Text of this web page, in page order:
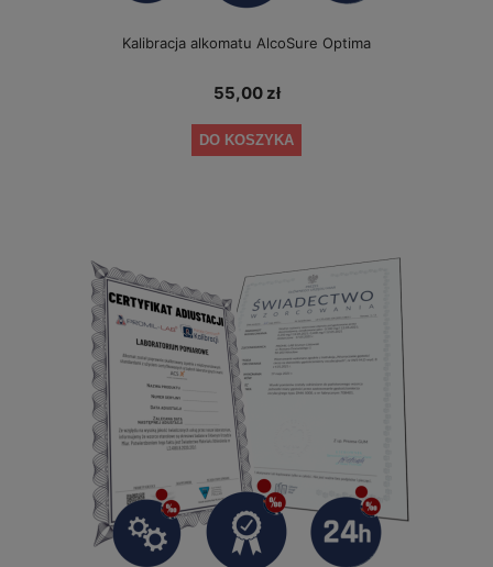
Kalibracja alkomatu AlcoSure Optima
55,00 zł
DO KOSZYKA